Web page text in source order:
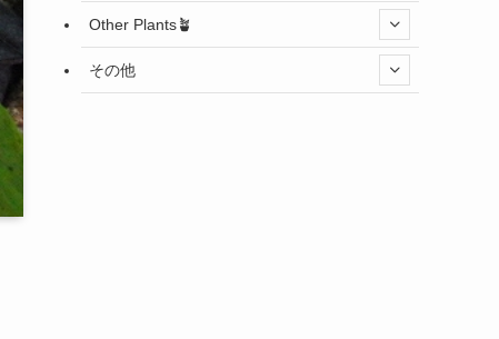
Other Plants🪴
その他